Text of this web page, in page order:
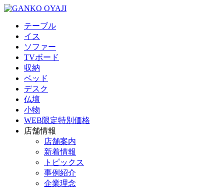
テーブル
イス
ソファー
TVボード
収納
ベッド
デスク
仏壇
小物
WEB限定特別価格
店舗情報
店舗案内
新着情報
トピックス
事例紹介
企業理念